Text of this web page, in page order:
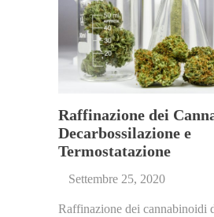
Raffinazione dei
Decarbossilazione e
Termostatazione
Settembre 25, 2020
Raffinazione dei cannabinoidi